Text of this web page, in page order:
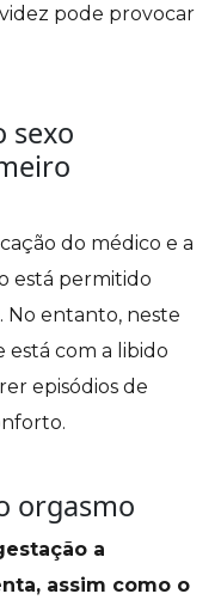
pode provocar
sexo
do médico e a
está permitido
entanto, neste
com a libido
episódios de
orgasmo
a
assim como o